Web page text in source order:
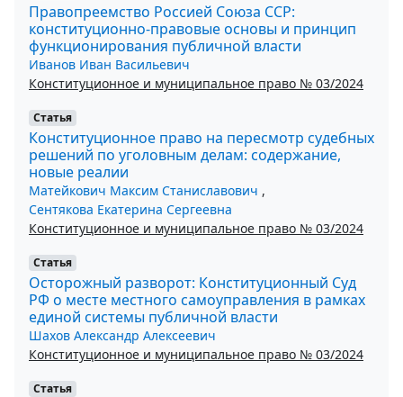
Правопреемство Россией Союза ССР:
конституционно-правовые основы и принцип
функционирования публичной власти
Иванов Иван Васильевич
Конституционное и муниципальное право № 03/2024
Статья
Конституционное право на пересмотр судебных
решений по уголовным делам: содержание,
новые реалии
Матейкович Максим Станиславович ,
Сентякова Екатерина Сергеевна
Конституционное и муниципальное право № 03/2024
Статья
Осторожный разворот: Конституционный Суд
РФ о месте местного самоуправления в рамках
единой системы публичной власти
Шахов Александр Алексеевич
Конституционное и муниципальное право № 03/2024
Статья